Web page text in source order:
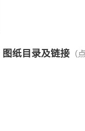
图纸目录及链接